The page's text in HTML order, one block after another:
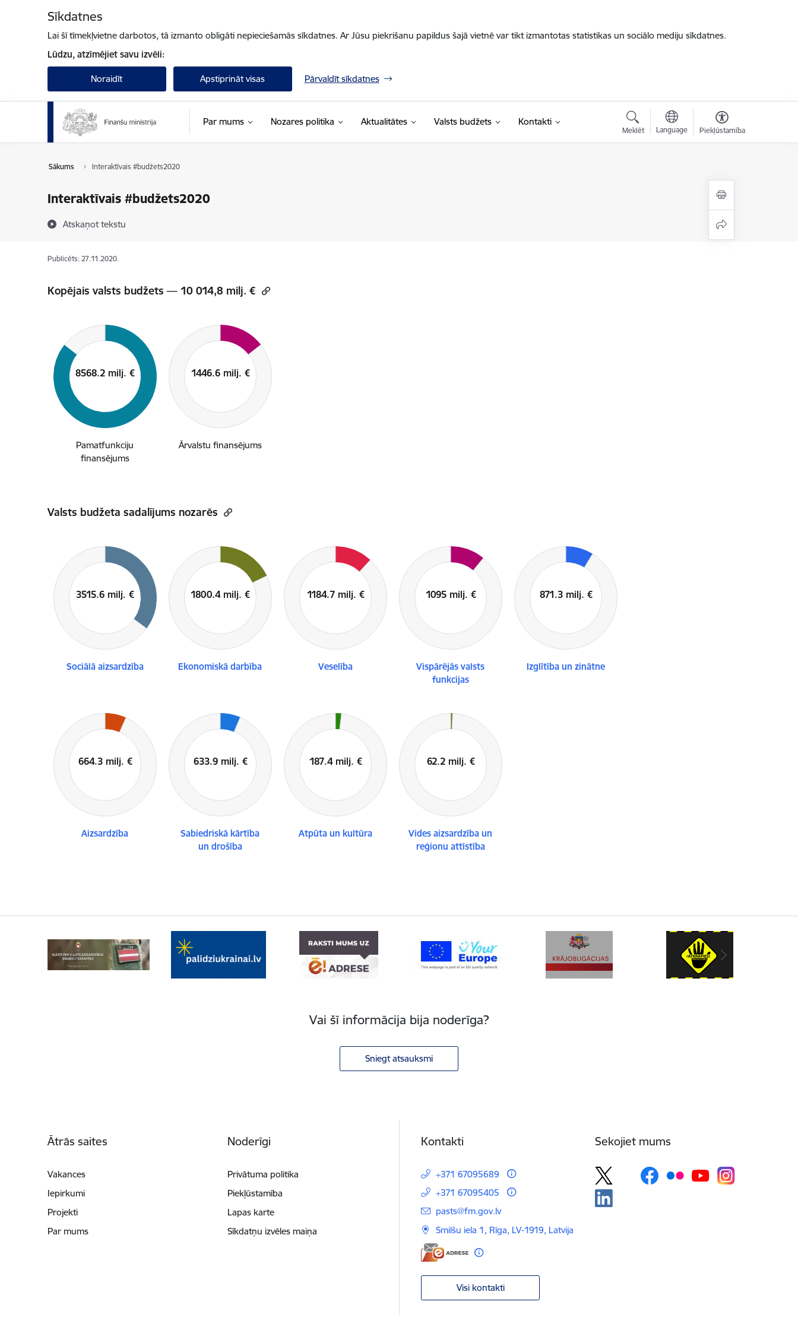
Sīkdatnes
Lai šī tīmekļvietne darbotos, tā izmanto obligāti nepieciešamās sīkdatnes. Ar Jūsu piekrišanu papildus šajā vietnē var tikt izmantotas statistikas un sociālo mediju sīkdatnes.
Lūdzu, atzīmējiet savu izvēli:
Noraidīt Apstiprināt visas Pārvaldīt sīkdatnes
Par mums Nozares politika Aktualitātes Valsts budžets Kontakti
Meklēt Language Piekļūstamība
Sākums Interaktīvais #budžets2020
Interaktīvais #budžets2020
Atskaņot tekstu
Publicēts: 27.11.2020.
Kopējais valsts budžets — 10 014,8 milj. €
Pamatfunkciju
finansējums
Ārvalstu finansējums
Valsts budžeta sadalījums nozarēs
Sociālā aizsardzība Ekonomiskā darbība Veselība
Vispārējās valsts
funkcijas
Izglītība un zinātne
Aizsardzība
Sabiedriskā kārtība
un drošība
Atpūta un kultūra
Vides aizsardzība un
reģionu attīstība
Vai šī informācija bija noderīga?
Sniegt atsauksmi
Ātrās saites
Vakances
Iepirkumi
Projekti
Par mums
Noderīgi
Privātuma politika
Piekļūstamība
Lapas karte
Sīkdatņu izvēles maiņa
Kontakti
+371 67095689
+371 67095405
E-pasts:
pasts@fm.gov.lv
Smilšu iela 1, Rīga, LV-1919, Latvija
Visi kontakti
Sekojiet mums